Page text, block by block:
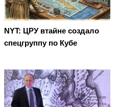
NYT: ЦРУ втайне создало
спецгруппу по Кубе